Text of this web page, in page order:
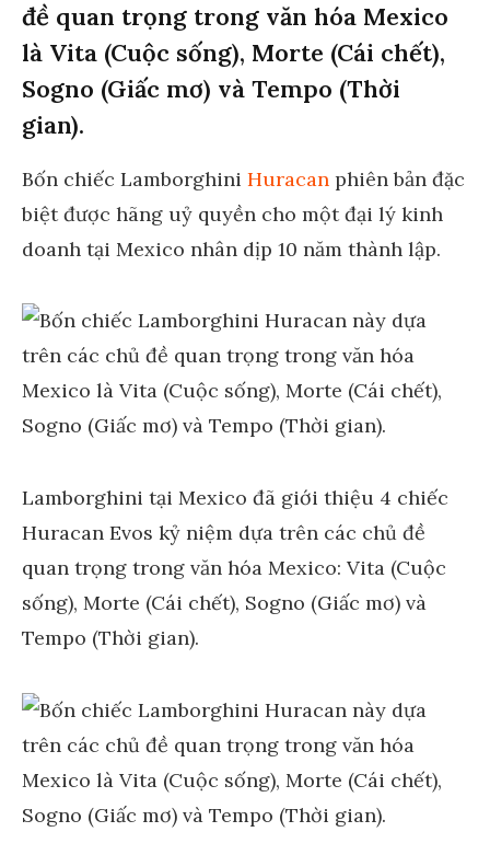
đề quan trọng trong văn hóa Mexico
là Vita (Cuộc sống), Morte (Cái chết),
Sogno (Giấc mơ) và Tempo (Thời
gian).
Bốn chiếc Lamborghini Huracan phiên bản đặc
biệt được hãng uỷ quyền cho một đại lý kinh
doanh tại Mexico nhân dịp 10 năm thành lập.
Lamborghini tại Mexico đã giới thiệu 4 chiếc
Huracan Evos kỷ niệm dựa trên các chủ đề
quan trọng trong văn hóa Mexico: Vita (Cuộc
sống), Morte (Cái chết), Sogno (Giấc mơ) và
Tempo (Thời gian).